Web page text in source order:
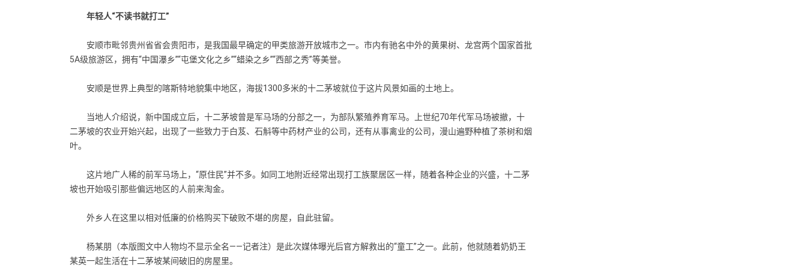
年轻人“不读书就打工”
安顺市毗邻贵州省省会贵阳市，是我国最早确定的甲类旅游开放城市之一。市内有驰名中外的黄果树、龙宫两个国家首批
5A级旅游区，拥有“中国瀑乡”“屯堡文化之乡”“蜡染之乡”“西部之秀”等美誉。
安顺是世界上典型的喀斯特地貌集中地区，海拔1300多米的十二茅坡就位于这片风景如画的土地上。
当地人介绍说，新中国成立后，十二茅坡曾是军马场的分部之一，为部队繁殖养育军马。上世纪70年代军马场被撤，十
二茅坡的农业开始兴起，出现了一些致力于白芨、石斛等中药材产业的公司，还有从事禽业的公司，漫山遍野种植了茶树和烟
叶。
这片地广人稀的前军马场上，“原住民”并不多。如同工地附近经常出现打工族聚居区一样，随着各种企业的兴盛，十二茅
坡也开始吸引那些偏远地区的人前来淘金。
外乡人在这里以相对低廉的价格购买下破败不堪的房屋，自此驻留。
杨某朋（本版图文中人物均不显示全名——记者注）是此次媒体曝光后官方解救出的“童工”之一。此前，他就随着奶奶王
某英一起生活在十二茅坡某间破旧的房屋里。